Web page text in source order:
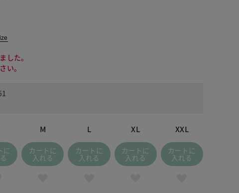
した。
い。
に
M
カートに
入れる
L
カートに
入れる
XL
カートに
入れる
XXL
カートに
入れる